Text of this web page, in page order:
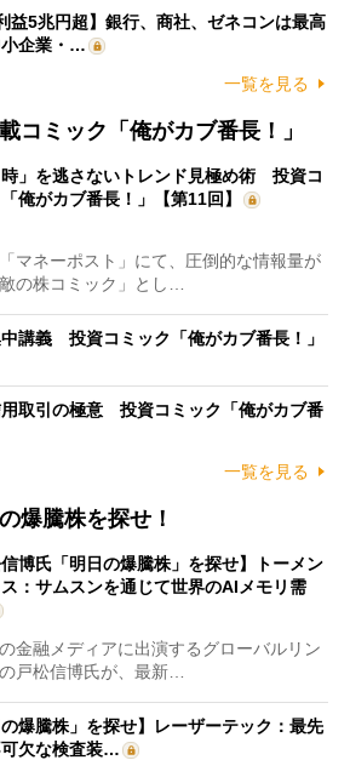
益5兆円超】銀行、商社、ゼネコンは最高
小企業・…
一覧を見る
コミック「俺がカブ番長！」
時」を逃さないトレンド見極め術 投資コ
俺がカブ番長！」【第11回】
マネーポスト」にて、圧倒的な情報量が
の株コミック」とし…
講義 投資コミック「俺がカブ番長！」
取引の極意 投資コミック「俺がカブ番
一覧を見る
爆騰株を探せ！
信博氏「明日の爆騰株」を探せ】トーメン
：サムスンを通じて世界のAIメモリ需
金融メディアに出演するグローバルリン
戸松信博氏が、最新…
の爆騰株」を探せ】レーザーテック：最先
欠な検査装…